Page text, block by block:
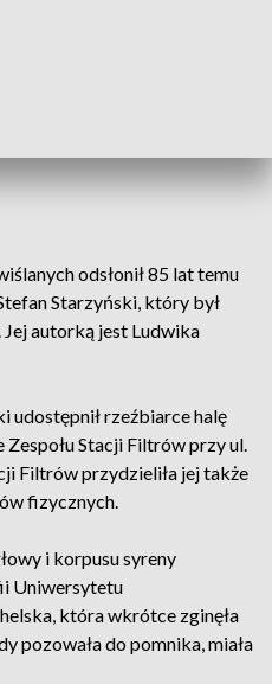
odsłonił 85 lat temu
Starzyński, który był
autorką jest Ludwika
udostępnił rzeźbiarce halę
Stacji Filtrów przy ul.
Filtrów przydzieliła jej także
fizycznych.
i korpusu syreny
Uniwersytetu
która wkrótce zginęła
pozowała do pomnika, miała